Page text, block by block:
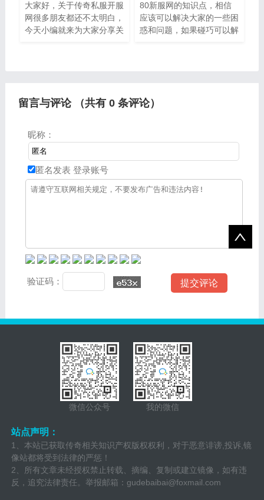
大家好，关于传奇私服开服
网很多朋友都还不太明白，
今天小编就来为大家分享关
80新服网的知识点，相信
应该可以解决大家的一些困
惑和问题，如果碰巧可以解
留言与评论 （共有 0条评论）
昵称：
匿名发表 登录账号
验证码：
微信公众号 我的微信
站点声明：
1、本站已获取传奇相关知识产权版权权利，对于恶意诽谤,投诉,镜
像站都将受到法律的严惩！
2、所有文章未经授权禁止转载、摘编、复制或建立镜像，如有违
反，追究法律责任。举报邮箱： gudebaibai@foxmail.com